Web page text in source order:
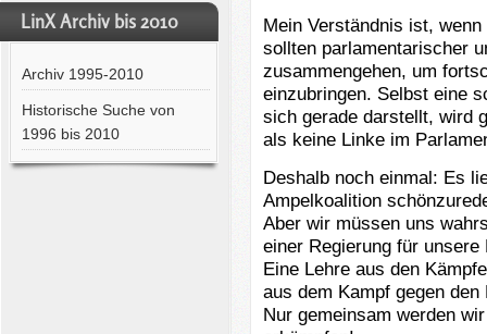
LinX Archiv bis 2010
Archiv 1995-2010
Historische Suche von
1996 bis 2010
Mein Verständnis ist,
sollten parlamentarischer
zusammengehen, um
einzubringen. Selbst eine
sich gerade darstellt, wird
als keine Linke im
Deshalb noch einmal: Es
Ampelkoalition
Aber wir müssen uns
einer Regierung für
Eine Lehre aus den
aus dem Kampf gegen
Nur gemeinsam werden